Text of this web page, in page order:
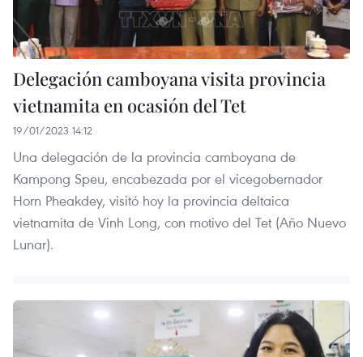
Delegación camboyana visita provincia
vietnamita en ocasión del Tet
19/01/2023 14:12
Una delegación de la provincia camboyana de
Kampong Speu, encabezada por el vicegobernador
Horn Pheakdey, visitó hoy la provincia deltaica
vietnamita de Vinh Long, con motivo del Tet (Año Nuevo
Lunar).